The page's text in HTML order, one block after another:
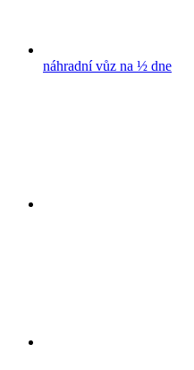
náhradní vůz na ½ dne